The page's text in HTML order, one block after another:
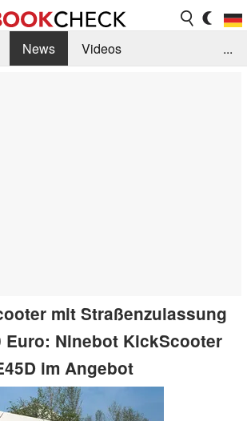
News
Videos
...
mit Straßenzulassung
Euro: Ninebot KickScooter
im Angebot